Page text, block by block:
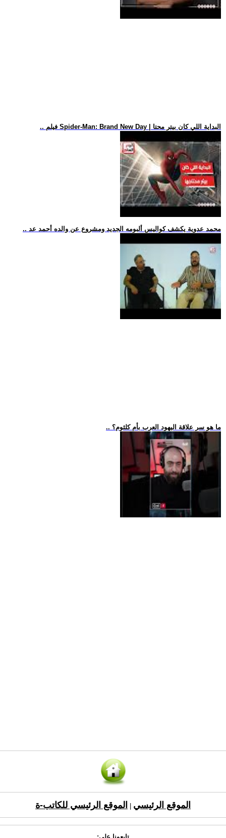
.. فيلم Spider-Man: Brand New Day | البداية اللي كان بيتر محتا
.. محمد عدوية يكشف كواليس ألبومه الجديد ومشروع عن والده أحمد عد
.. ما هو سر علاقة اليهود العرب بأم كلثوم؟
الموقع الرئيسي الموقع الرئيسي للكاتب-ة